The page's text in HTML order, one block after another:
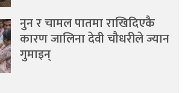
नुन र चामल पातमा राखिदिएकै
कारण जालिना देवी चौधरीले ज्यान
गुमाइन्